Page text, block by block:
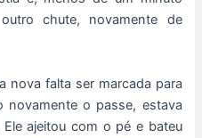
chute, novamente de
nova falta ser marcada para
novamente o passe, estava
ajeitou com o pé e bateu